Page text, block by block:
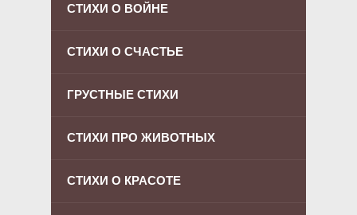
СТИХИ О ВОЙНЕ
СТИХИ О СЧАСТЬЕ
ГРУСТНЫЕ СТИХИ
СТИХИ ПРО ЖИВОТНЫХ
СТИХИ О КРАСОТЕ